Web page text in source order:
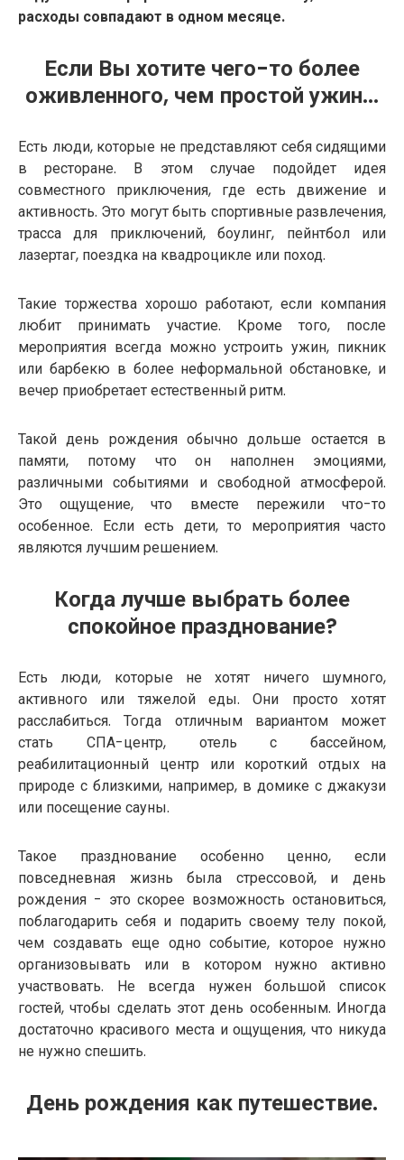
расходы совпадают в одном месяце.
Если Вы хотите чего-то более
оживленного, чем простой ужин...
Есть люди, которые не представляют себя сидящими
в ресторане. В этом случае подойдет идея
совместного приключения, где есть движение и
активность. Это могут быть спортивные развлечения,
трасса для приключений, боулинг, пейнтбол или
лазертаг, поездка на квадроцикле или поход.
Такие торжества хорошо работают, если компания
любит принимать участие. Кроме того, после
мероприятия всегда можно устроить ужин, пикник
или барбекю в более неформальной обстановке, и
вечер приобретает естественный ритм.
Такой день рождения обычно дольше остается в
памяти, потому что он наполнен эмоциями,
различными событиями и свободной атмосферой.
Это ощущение, что вместе пережили что-то
особенное. Если есть дети, то мероприятия часто
являются лучшим решением.
Когда лучше выбрать более
спокойное празднование?
Есть люди, которые не хотят ничего шумного,
активного или тяжелой еды. Они просто хотят
расслабиться. Тогда отличным вариантом может
стать СПА-центр, отель с бассейном,
реабилитационный центр или короткий отдых на
природе с близкими, например, в домике с джакузи
или посещение сауны.
Такое празднование особенно ценно, если
повседневная жизнь была стрессовой, и день
рождения - это скорее возможность остановиться,
поблагодарить себя и подарить своему телу покой,
чем создавать еще одно событие, которое нужно
организовывать или в котором нужно активно
участвовать. Не всегда нужен большой список
гостей, чтобы сделать этот день особенным. Иногда
достаточно красивого места и ощущения, что никуда
не нужно спешить.
День рождения как путешествие.